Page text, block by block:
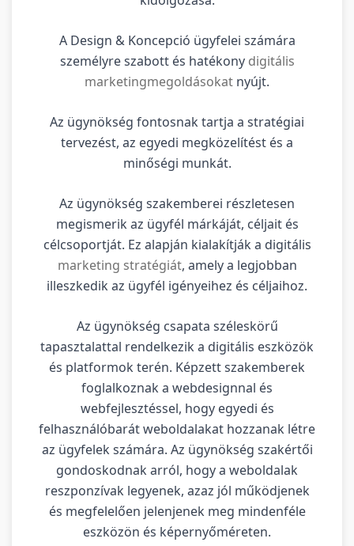
A Design & Koncepció ügyfelei számára
személyre szabott és hatékony digitális
marketingmegoldásokat nyújt.
Az ügynökség fontosnak tartja a stratégiai
tervezést, az egyedi megközelítést és a
minőségi munkát.
Az ügynökség szakemberei részletesen
megismerik az ügyfél márkáját, céljait és
célcsoportját. Ez alapján kialakítják a digitális
marketing stratégiát, amely a legjobban
illeszkedik az ügyfél igényeihez és céljaihoz.
Az ügynökség csapata széleskörű
tapasztalattal rendelkezik a digitális eszközök
és platformok terén. Képzett szakemberek
foglalkoznak a webdesignnal és
webfejlesztéssel, hogy egyedi és
felhasználóbarát weboldalakat hozzanak létre
az ügyfelek számára. Az ügynökség szakértői
gondoskodnak arról, hogy a weboldalak
reszponzívak legyenek, azaz jól működjenek
és megfelelően jelenjenek meg mindenféle
eszközön és képernyőméreten.